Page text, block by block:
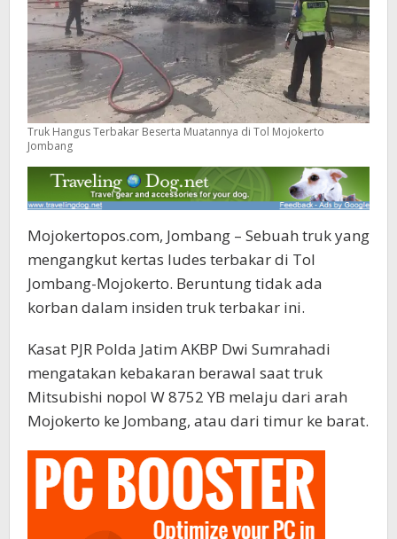
Truk Hangus Terbakar Beserta Muatannya di Tol Mojokerto
Jombang
Mojokertopos.com, Jombang – Sebuah truk yang
mengangkut kertas ludes terbakar di Tol
Jombang-Mojokerto. Beruntung tidak ada
korban dalam insiden truk terbakar ini.
Kasat PJR Polda Jatim AKBP Dwi Sumrahadi
mengatakan kebakaran berawal saat truk
Mitsubishi nopol W 8752 YB melaju dari arah
Mojokerto ke Jombang, atau dari timur ke barat.